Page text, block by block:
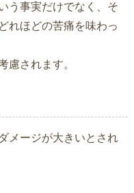
う事実だけでなく、そ
れほどの苦痛を味わっ
慮されます。
メージが大きいとされ